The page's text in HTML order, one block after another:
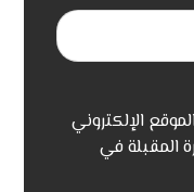
الإلكتروني
المقبلة في